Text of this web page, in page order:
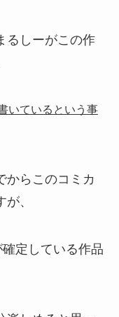
るしーがこの作
いているという事
からこのコミカ
、
定している作品